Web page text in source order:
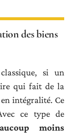
des biens
si un
qui fait de la
intégralité. Ce
ce type de
moins